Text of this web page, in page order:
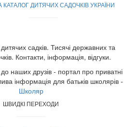
КАТАЛОГ ДИТЯЧИХ САДОЧКІВ УКРАЇНИ
садків. Тисячі державних та
Контакти, інформація, відгуки.
наших друзів - портал про приватні
інформація для батьків школярів -
Школяр
ШВИДКІ ПЕРЕХОДИ